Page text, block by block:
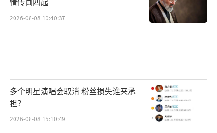
2026-08-08 10:40:37
多个明星演唱会取消 粉丝损失谁来承
担？
2026-08-08 15:10:49